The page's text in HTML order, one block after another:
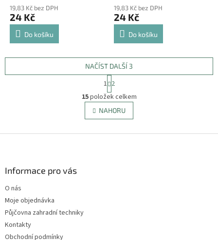
19,83 Kč bez DPH
24 Kč
Do košíku
19,83 Kč bez DPH
24 Kč
Do košíku
O
v
l
á
NAČÍST DALŠÍ 3
t
r
á
n
k
v
1 2
15položek celkem
NAHORU
Informace pro vás
O nás
Moje objednávka
Půjčovna zahradní techniky
Kontakty
Obchodní podmínky